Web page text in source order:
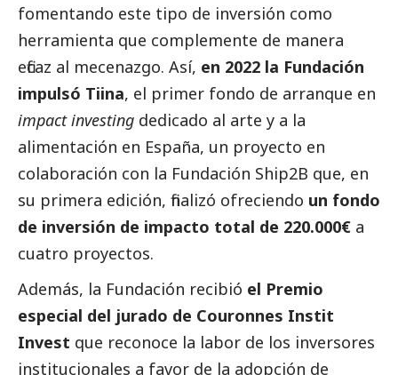
fomentando este tipo de inversión como
herramienta que complemente de manera
eficaz al mecenazgo. Así, en 2022 la Fundación
impulsó Tiina, el primer fondo de arranque en
impact investing dedicado al arte y a la
alimentación en España, un proyecto en
colaboración con la Fundación Ship2B que, en
su primera edición, finalizó ofreciendo un fondo
de inversión de impacto total de 220.000€ a
cuatro proyectos.
Además, la Fundación recibió el Premio
especial del jurado de Couronnes Instit
Invest que reconoce la labor de los inversores
institucionales a favor de la adopción de